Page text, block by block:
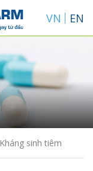
VN EN
Kháng sinh tiêm